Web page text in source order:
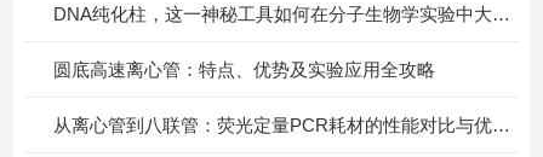
DNA纯化柱，这一神秘工具如何在分子生物学实验中大显身手?
圆底高速离心管：特点、优势及实验应用全攻略
从离心管到八联管：荧光定量PCR耗材的性能对比与优化使用